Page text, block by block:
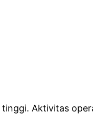
Aktivitas